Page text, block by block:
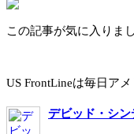
この記事が気に入りま
US FrontLineは毎日ア
デビッド・シ